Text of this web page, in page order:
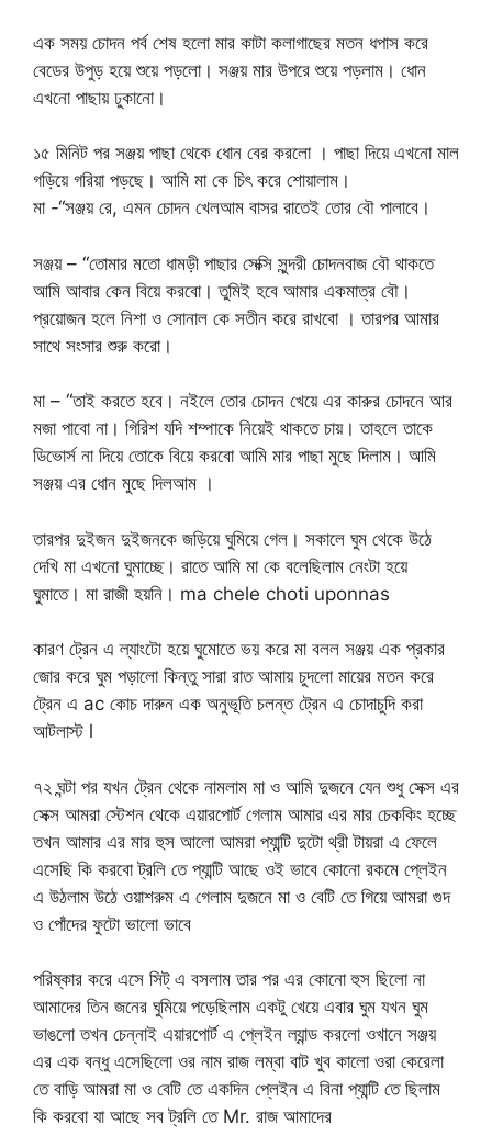
এক সময় চোদন পর্ব শেষ হলো মার কাটা কলাগাছের মতন ধপাস করে
বেডের উপুড় হয়ে শুয়ে পড়লো। সঞ্জয় মার উপরে শুয়ে পড়লাম। ধোন
এখনো পাছায় ঢুকানো।
১৫ মিনিট পর সঞ্জয় পাছা থেকে ধোন বের করলো । পাছা দিয়ে এখনো মাল
গড়িয়ে গরিয়া পড়ছে। আমি মা কে চিৎ করে শোয়ালাম।
মা -“সঞ্জয় রে, এমন চোদন খেলআম বাসর রাতেই তোর বৌ পালাবে।
সঞ্জয় – “তোমার মতো ধামড়ী পাছার সেক্সি সুন্দরী চোদনবাজ বৌ থাকতে
আমি আবার কেন বিয়ে করবো। তুমিই হবে আমার একমাত্র বৌ।
প্রয়োজন হলে নিশা ও সোনাল কে সতীন করে রাখবো । তারপর আমার
সাথে সংসার শুরু করো।
মা – “তাই করতে হবে। নইলে তোর চোদন খেয়ে এর কারুর চোদনে আর
মজা পাবো না। গিরিশ যদি শম্পাকে নিয়েই থাকতে চায়। তাহলে তাকে
ডিভোর্স না দিয়ে তোকে বিয়ে করবো আমি মার পাছা মুছে দিলাম। আমি
সঞ্জয় এর ধোন মুছে দিলআম ।
তারপর দুইজন দুইজনকে জড়িয়ে ঘুমিয়ে গেল। সকালে ঘুম থেকে উঠে
দেখি মা এখনো ঘুমাচ্ছে। রাতে আমি মা কে বলেছিলাম নেংটা হয়ে
ঘুমাতে। মা রাজী হয়নি। ma chele choti uponnas
কারণ ট্রেন এ ল্যাংটো হয়ে ঘুমোতে ভয় করে মা বলল সঞ্জয় এক প্রকার
জোর করে ঘুম পড়ালো কিন্তু সারা রাত আমায় চুদলো মায়ের মতন করে
ট্রেন এ ac কোচ দারুন এক অনুভূতি চলন্ত ট্রেন এ চোদাচুদি করা
আটলাস্ট l
৭২ ঘন্টা পর যখন ট্রেন থেকে নামলাম মা ও আমি দুজনে যেন শুধু সেক্স এর
সেক্স আমরা স্টেশন থেকে এয়ারপোর্ট গেলাম আমার এর মার চেককিং হচ্ছে
তখন আমার এর মার হুস আলো আমরা প্যান্টি দুটো থ্রী টায়রা এ ফেলে
এসেছি কি করবো ট্রলি তে প্যান্টি আছে ওই ভাবে কোনো রকমে প্লেইন
এ উঠলাম উঠে ওয়াশরুম এ গেলাম দুজনে মা ও বেটি তে গিয়ে আমরা গুদ
ও পোঁদের ফুটো ভালো ভাবে
পরিষ্কার করে এসে সিট্ এ বসলাম তার পর এর কোনো হুস ছিলো না
আমাদের তিন জনের ঘুমিয়ে পড়েছিলাম একটু খেয়ে এবার ঘুম যখন ঘুম
ভাঙলো তখন চেন্নাই এয়ারপোর্ট এ প্লেইন ল্যান্ড করলো ওখানে সঞ্জয়
এর এক বন্ধু এসেছিলো ওর নাম রাজ লম্বা বাট খুব কালো ওরা কেরেলা
তে বাড়ি আমরা মা ও বেটি তে একদিন প্লেইন এ বিনা প্যান্টি তে ছিলাম
কি করবো যা আছে সব ট্রলি তে Mr. রাজ আমাদের